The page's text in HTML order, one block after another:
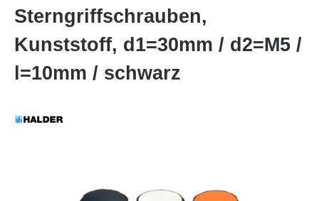
Sterngriffschrauben,
Kunststoff, d1=30mm / d2=M5 /
l=10mm / schwarz